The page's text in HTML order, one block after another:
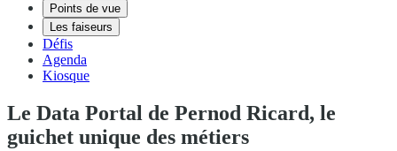
Points de vue
Les faiseurs
Défis
Agenda
Kiosque
Le Data Portal de Pernod Ricard, le
guichet unique des métiers